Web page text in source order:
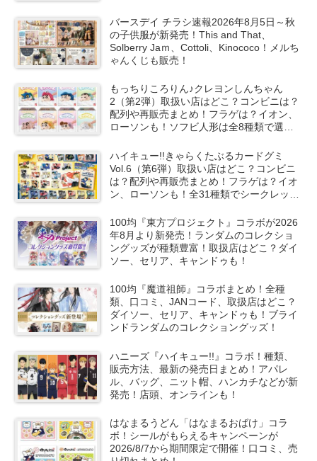
バースデイ チラシ速報2026年8月5日～秋
の子供服が新発売！This and That、
Solberry Jaｍ、Cottoli、Kinococo！メルち
ゃんくじも販売！
もっちりころりん♪クレヨンしんちゃん
2（第2弾）取扱い店はどこ？コンビニは？
配列や再販売まとめ！フラゲは？イオン、
ローソンも！ソフビ人形は全8種類で選ん
ハイキュー!!きゃらくたぶるカードグミ
Vol.6（第6弾）取扱い店はどこ？コンビニ
は？配列や再販売まとめ！フラゲは？イオ
ン、ローソンも！全31種類でシークレット
100均『東方プロジェクト』コラボが2026
年8月より新発売！ランダムのコレクショ
ングッズが種類豊富！取扱店はどこ？ダイ
ソー、セリア、キャンドゥも！
100均『魔道祖師』コラボまとめ！全種
類、口コミ、JANコード、取扱店はどこ？
ダイソー、セリア、キャンドゥも！ブライ
ンドランダムのコレクショングッズ！
ハニーズ『ハイキュー!!』コラボ！種類、
販売方法、最新の発売日まとめ！アパレ
ル、バッグ、ニット帽、ハンカチなどが新
発売！店頭、オンラインも！
はなまるうどん「はなまるおばけ」コラ
ボ！シールがもらえるキャンペーンが
2026/8/7から期間限定で開催！口コミ、売